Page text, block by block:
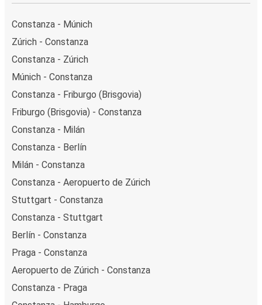
Constanza - Múnich
Zúrich - Constanza
Constanza - Zúrich
Múnich - Constanza
Constanza - Friburgo (Brisgovia)
Friburgo (Brisgovia) - Constanza
Constanza - Milán
Constanza - Berlín
Milán - Constanza
Constanza - Aeropuerto de Zúrich
Stuttgart - Constanza
Constanza - Stuttgart
Berlín - Constanza
Praga - Constanza
Aeropuerto de Zúrich - Constanza
Constanza - Praga